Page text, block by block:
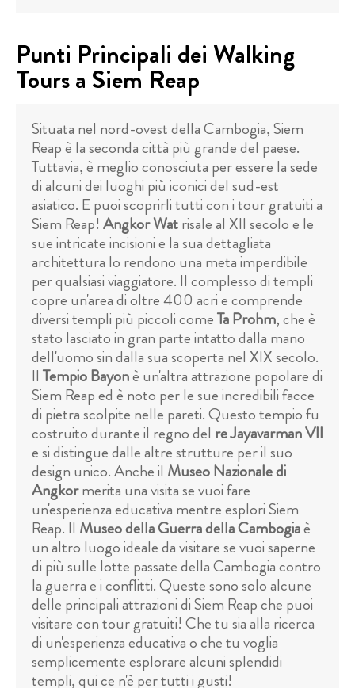
Punti Principali dei Walking
Tours a Siem Reap
Situata nel nord-ovest della Cambogia, Siem
Reap è la seconda città più grande del paese.
Tuttavia, è meglio conosciuta per essere la sede
di alcuni dei luoghi più iconici del sud-est
asiatico. E puoi scoprirli tutti con i tour gratuiti a
Siem Reap! Angkor Watrisale al XII secolo e le
sue intricate incisioni e la sua dettagliata
architettura lo rendono una meta imperdibile
per qualsiasi viaggiatore. Il complesso di templi
copre un'area di oltre 400 acri e comprende
diversi templi più piccoli comeTa Prohm, che è
stato lasciato in gran parte intatto dalla mano
dell'uomo sin dalla sua scoperta nel XIX secolo.
Il Tempio Bayonè un'altra attrazione popolare di
Siem Reap ed è noto per le sue incredibili facce
di pietra scolpite nelle pareti. Questo tempio fu
costruito durante il regno del re Jayavarman VII
e si distingue dalle altre strutture per il suo
design unico. Anche il Museo Nazionale di
Angkormerita una visita se vuoi fare
un'esperienza educativa mentre esplori Siem
Reap. Il Museo della Guerra della Cambogiaè
un altro luogo ideale da visitare se vuoi saperne
di più sulle lotte passate della Cambogia contro
la guerra e i conflitti. Queste sono solo alcune
delle principali attrazioni di Siem Reap che puoi
visitare con tour gratuiti! Che tu sia alla ricerca
di un'esperienza educativa o che tu voglia
semplicemente esplorare alcuni splendidi
templi, qui ce n'è per tutti i gusti!